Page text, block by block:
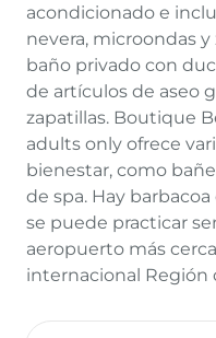
acondicionado e
nevera, microondas
baño privado con
de artículos de aseo
zapatillas. Boutique
adults only ofrece
bienestar, como
de spa. Hay
se puede practicar
aeropuerto más
internacional Región